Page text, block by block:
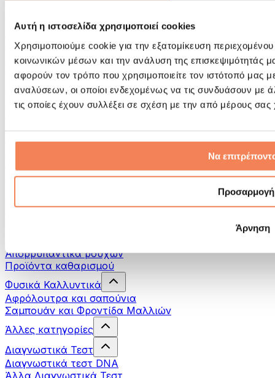
Αυτή η ιστοσελίδα χρησιμοποιεί cookies
Χρησιμοποιούμε cookie για την εξατομίκευση
κοινωνικών μέσων και την ανάλυση της επισκεψιμότητάς
αφορούν τον τρόπο που χρησιμοποιείτε τον ιστότοπό μας
αναλύσεων, οι οποίοι ενδεχομένως να τις συνδυάσουν με
τις οποίες έχουν συλλέξει σε σχέση με την από μέρους
Να
Προσαρμογή
Άρνηση
Τσάντες & σακίδια πλάτης
Τσάντες τροφίμων & αξεσουάρ
Σάκοι Γυμναστικής
Σακίδια πλάτης
Αξεσουάρ με βάση τη δραστηριότητα
Tρέξιμο
Γιόγκα & Πιλάτες
Πεζοπορία
Θεραπεία με Κόκκινο Φως
Απορρυπαντικά ρούχων
Προϊόντα καθαρισμού
Φυσικά Καλλυντικά
Αφρόλουτρα και σαπούνια
Σαμπουάν και Φροντίδα Μαλλιών
Άλλες κατηγορίες
Διαγνωστικά Τεστ
Διαγνωστικά τεστ DNA